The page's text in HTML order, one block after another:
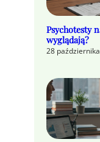
Psychotesty
wyglądają?
28